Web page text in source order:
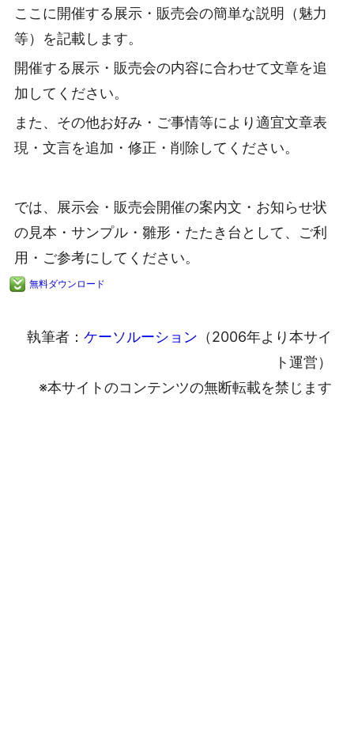
ここに開催する展示・販売会の簡単な説明（魅力
等）を記載します。
開催する展示・販売会の内容に合わせて文章を追
加してください。
また、その他お好み・ご事情等により適宜文章表
現・文言を追加・修正・削除してください。
では、展示会・販売会開催の案内文・お知らせ状
の見本・サンプル・雛形・たたき台として、ご利
用・ご参考にしてください。
無料ダウンロード
執筆者： ケーソルーション （2006年より本サイ
ト運営）
※本サイトのコンテンツの無断転載を禁じます